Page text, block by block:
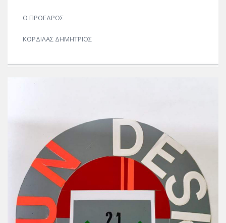
Ο ΠΡΟΕΔΡΟΣ
ΚΟΡΔΙΛΑΣ ΔΗΜΗΤΡΙΟΣ